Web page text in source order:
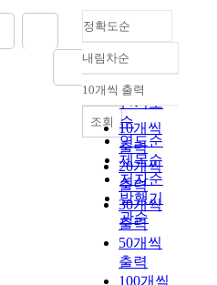
a
i
정확도순
정확도
순
인기도
순
연도순
제목순
저자순
발행기
관순
내림차순
내림차순
10개씩 출력
10개씩
출력
20개씩
출력
30개씩
출력
50개씩
출력
100개씩
조회